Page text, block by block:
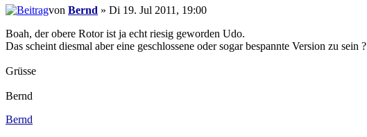
von Bernd » Di 19. Jul 2011, 19:00
Boah, der obere Rotor ist ja echt riesig geworden Udo.
Das scheint diesmal aber eine geschlossene oder sogar bespannte Version zu sein ?
Grüsse
Bernd
Bernd